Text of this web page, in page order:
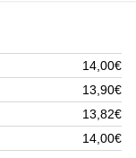
14,00€
13,90€
13,82€
14,00€